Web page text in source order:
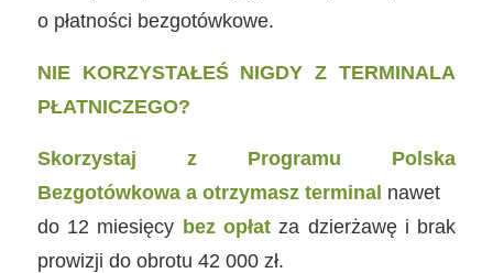
o płatności bezgotówkowe.
NIE KORZYSTAŁEŚ NIGDY Z TERMINALA
PŁATNICZEGO?
Skorzystaj z Programu
Polska
Bezgotówkowa a otrzymasz terminal nawet
do 12 miesięcy bez opłat za dzierżawę i brak
prowizji do obrotu 42 000 zł.